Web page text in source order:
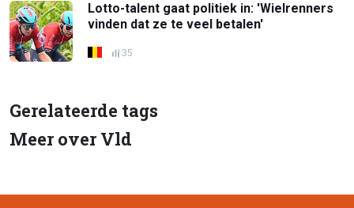
Lotto-talent gaat politiek in: 'Wielrenners
vinden dat ze te veel betalen'
35
Gerelateerde tags
Meer over Vld